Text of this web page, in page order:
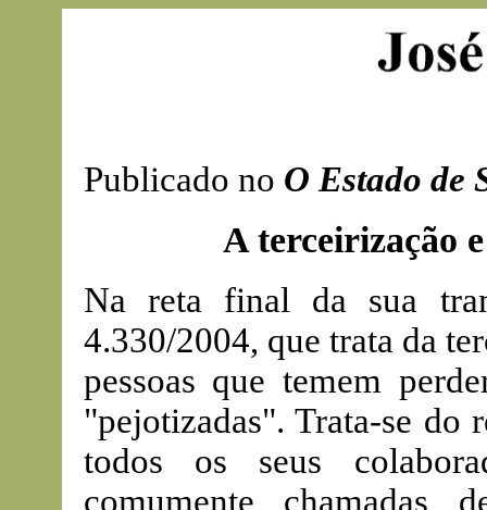
Publicado no O Estado de
A terceirização
Na reta final da sua
4.330/2004, que trata da
pessoas que temem
"pejotizadas". Trata-se do
todos os seus
comumente chamadas